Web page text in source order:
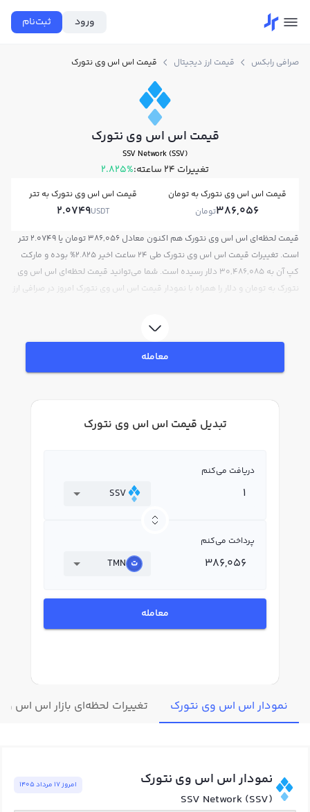
ورود ثبت‌نام
صرافی رابکس قیمت ارز دیجیتال قیمت اس اس وی نتورک
قیمت اس اس وی نتورک
SSV Network (SSV)
تغییرات ۲۴ ساعته: 2.825%
قیمت اس اس وی نتورک به تومان
386,056تومان
قیمت اس اس وی نتورک به تتر
2.0749USDT
قیمت لحظه‌ای اس اس وی نتورک هم اکنون معادل 386,056 تومان یا 2.0749 تتر
است. تغییرات قیمت اس اس وی نتورک طی 24 ساعت اخیر 2.825% بوده و مارکت
کپ آن به 30,486,085 دلار رسیده است. شما می‌توانید قیمت لحظه‌ای اس اس وی
نتورک به تومان و دلار را همراه با نمودار قیمت اس اس وی نتورک امروز در صرافی ارز
معامله
تبدیل قیمت اس اس وی نتورک
دریافت می‌کنم
SSV
پرداخت می‌کنم
TMN
معامله
نمودار اس اس وی نتورک تغییرات لحظه‌ای بازار اس اس
نمودار اس اس وی نتورک
SSV Network (SSV)
امروز ١٧ مرداد ١٤٠٥